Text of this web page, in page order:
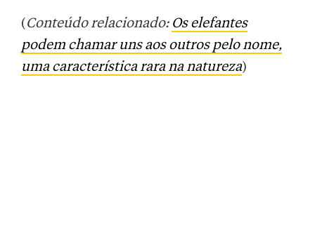
(Conteúdo relacionado: Os elefantes
podem chamar uns aos outros pelo nome,
uma característica rara na natureza)